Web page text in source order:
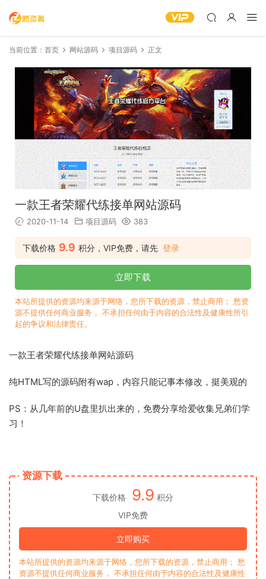
当前位置： 首页 网站源码 项目源码 正文
一款王者荣耀代练接单网站源码
2020-11-14 项目源码 383
下载价格 9.9 积分，VIP免费，请先 登录
立即下载
本站所提供的资源均来源于网络，您所下载的资源，禁止商用； 愁资
源不提供任何商业服务， 不承担任何由于内容的合法性及健康性所引
起的争议和法律责任。
一款王者荣耀代练接单网站源码
纯HTML写的源码附有wap，内容只能记事本修改，挺美观的
PS：从几年前的U盘里扒出来的，免费分享给爱收集兄弟们学
习！
资源下载
下载价格 9.9 积分
VIP免费
立即购买
本站所提供的资源均来源于网络，您所下载的资源，禁止商用； 愁
资源不提供任何商业服务， 不承担任何由于内容的合法性及健康性